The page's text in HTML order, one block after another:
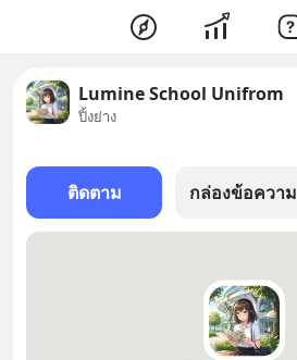
Lumine School Unifrom
ปิ้งย่าง
ติดตาม กล่องข้อความ